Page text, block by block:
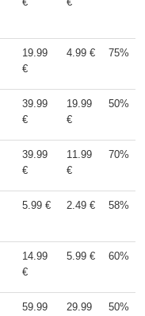
19.99
€
4.99 € 75%
39.99
€
19.99
€
50%
39.99
€
11.99
€
70%
5.99 € 2.49 € 58%
14.99
€
5.99 € 60%
59.99
29.99
50%